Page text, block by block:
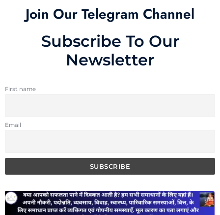
Join Our Telegram Channel
Subscribe To Our
Newsletter
First name
Email